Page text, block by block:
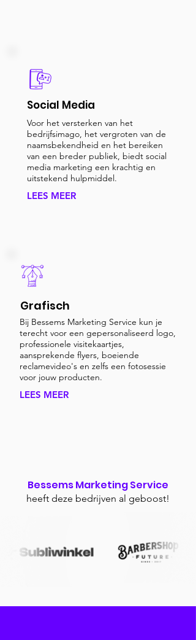
Social Media
Voor het versterken van het
bedrijfsimago, het vergroten van de
naamsbekendheid en het bereiken
van een breder publiek, biedt social
media marketing een krachtig en
uitstekend hulpmiddel.
LEES MEER
Grafisch
Bij Bessems Marketing Service kun je
terecht voor een gepersonaliseerd logo,
professionele visitekaartjes,
aansprekende flyers, boeiende
reclamevideo's en zelfs een fotosessie
voor jouw producten.
LEES MEER
Bessems Marketing Service
heeft deze bedrijven al geboost!